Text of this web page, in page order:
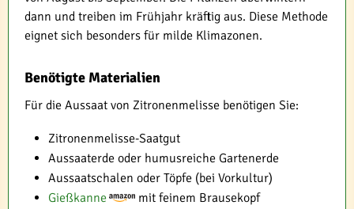
dann und treiben im Frühjahr kräftig aus. Diese Methode
eignet sich besonders für milde Klimazonen.
Benötigte Materialien
Für die Aussaat von Zitronenmelisse benötigen Sie:
Zitronenmelisse-Saatgut
Aussaaterde oder humusreiche Gartenerde
Aussaatschalen oder Töpfe (bei Vorkultur)
Gießkanne
mit feinem Brausekopf